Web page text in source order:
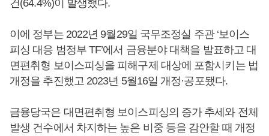
건(64.4%)이 발생했다.
이에 정부는 2022년 9월29일 국무조정실 주관 ‘보이스
피싱 대응 범정부 TF’에서 금융분야 대책을 발표하고 대
면편취형 보이스피싱을 피해구제 대상에 포함시키는 법
개정을 추진했고 2023년 5월16일 개정·공포됐다.
금융당국은 대면편취형 보이스피싱의 증가 추세와 전체
발생 건수에서 차지하는 높은 비중 등을 감안할 때 개정